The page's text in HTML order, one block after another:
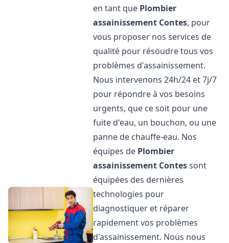
en tant que Plombier
assainissement Contes, pour
vous proposer nos services de
qualité pour résoudre tous vos
problèmes d'assainissement.
Nous intervenons 24h/24 et 7j/7
pour répondre à vos besoins
urgents, que ce soit pour une
fuite d'eau, un bouchon, ou une
panne de chauffe-eau. Nos
équipes de Plombier
assainissement Contessont
équipées des dernières
technologies pour
diagnostiquer et réparer
rapidement vos problèmes
d'assainissement. Nous nous